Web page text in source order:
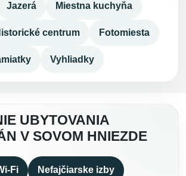
Jazerá Miestna kuchyňa
centrum Fotomiesta
Vyhliadky
UBYTOVANIA
V SOVOM HNIEZDE
Fi Nefajčiarske izby